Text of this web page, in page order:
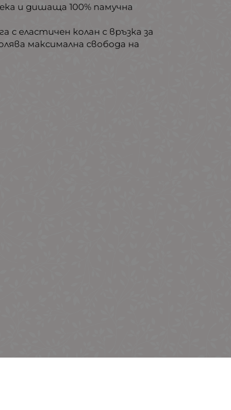
и дишаща 100% памучна
еластичен колан с връзка за
максимална свобода на